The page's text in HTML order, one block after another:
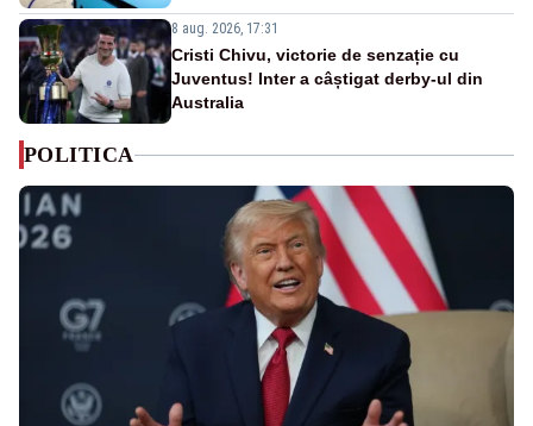
8 aug. 2026, 17:31
Cristi Chivu, victorie de senzație cu
Juventus! Inter a câștigat derby-ul din
Australia
POLITICA